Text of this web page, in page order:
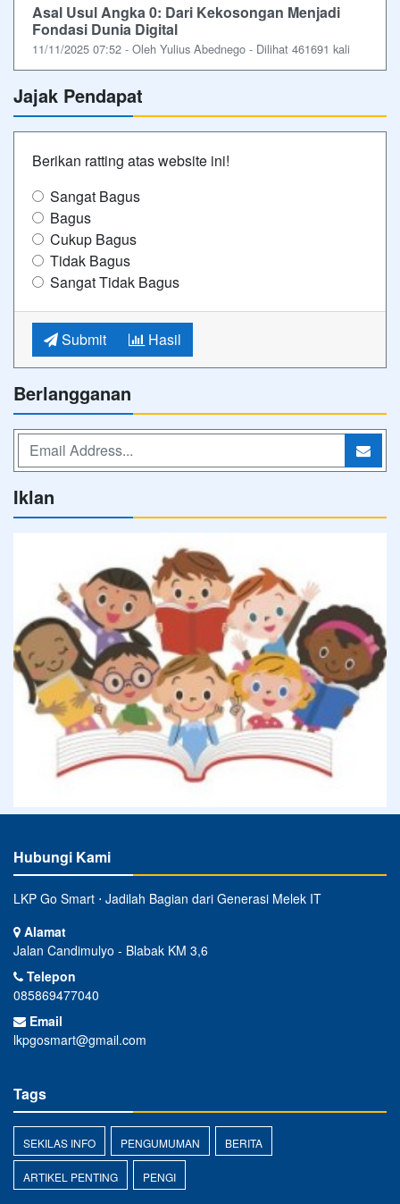
Asal Usul Angka 0: Dari Kekosongan Menjadi
Fondasi Dunia Digital
11/11/2025 07:52 - Oleh Yulius Abednego - Dilihat 461691 kali
Jajak Pendapat
Berikan ratting atas website ini!
Sangat Bagus
Bagus
Cukup Bagus
Tidak Bagus
Sangat Tidak Bagus
Submit Hasil
Berlangganan
Iklan
Hubungi Kami
LKP Go Smart ⋅ Jadilah Bagian dari Generasi Melek IT
Alamat
Jalan Candimulyo - Blabak KM 3,6
Telepon
085869477040
Email
lkpgosmart@gmail.com
Tags
SEKILAS INFO PENGUMUMAN BERITA
ARTIKEL PENTING PENGI